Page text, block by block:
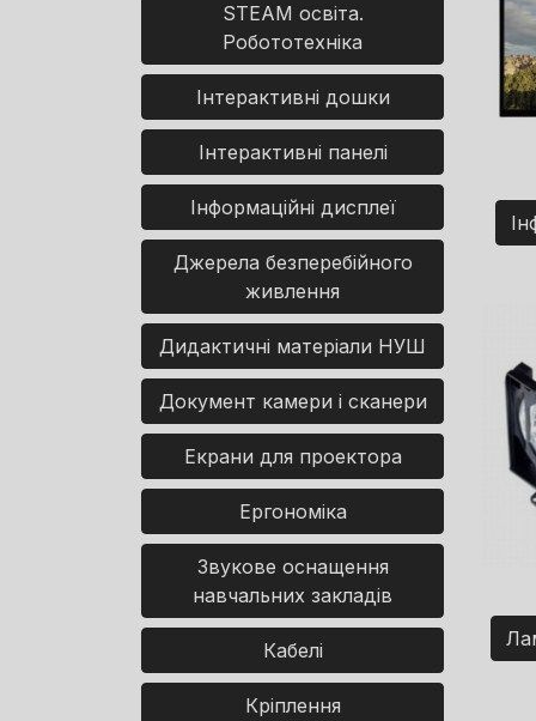
STEAM освіта.
Робототехніка
Інтерактивні дошки
Інтерактивні панелі
Інформаційні дисплеї
Джерела безперебійного
живлення
Дидактичні матеріали НУШ
Документ камери і сканери
Екрани для проектора
Ергономіка
Звукове оснащення
навчальних закладів
Кабелі
Кріплення